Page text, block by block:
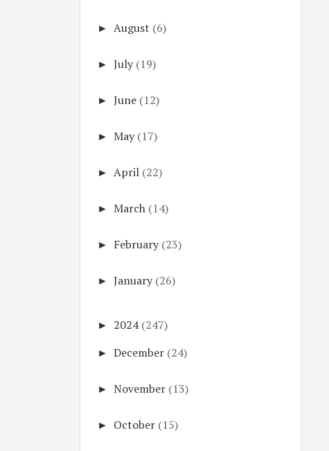
► August (6)
► July (19)
► June (12)
► May (17)
► April (22)
► March (14)
► February (23)
► January (26)
► 2024 (247)
► December (24)
► November (13)
► October (15)